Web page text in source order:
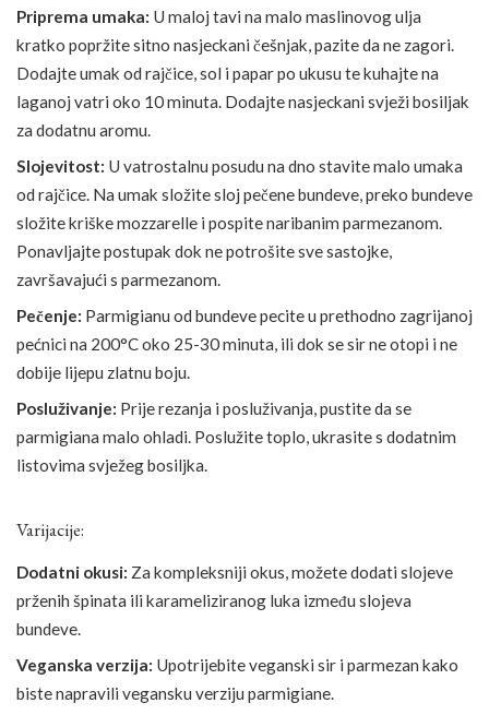
Priprema umaka: U maloj tavi na malo maslinovog ulja
kratko popržite sitno nasjeckani češnjak, pazite da ne zagori.
Dodajte umak od rajčice, sol i papar po ukusu te kuhajte na
laganoj vatri oko 10 minuta. Dodajte nasjeckani svježi bosiljak
za dodatnu aromu.
Slojevitost: U vatrostalnu posudu na dno stavite malo umaka
od rajčice. Na umak složite sloj pečene bundeve, preko bundeve
složite kriške mozzarelle i pospite naribanim parmezanom.
Ponavljajte postupak dok ne potrošite sve sastojke,
završavajući s parmezanom.
Pečenje: Parmigianu od bundeve pecite u prethodno zagrijanoj
pećnici na 200°C oko 25-30 minuta, ili dok se sir ne otopi i ne
dobije lijepu zlatnu boju.
Posluživanje: Prije rezanja i posluživanja, pustite da se
parmigiana malo ohladi. Poslužite toplo, ukrasite s dodatnim
listovima svježeg bosiljka.
Varijacije:
Dodatni okusi: Za kompleksniji okus, možete dodati slojeve
prženih špinata ili karameliziranog luka između slojeva
bundeve.
Veganska verzija: Upotrijebite veganski sir i parmezan kako
biste napravili vegansku verziju parmigiane.